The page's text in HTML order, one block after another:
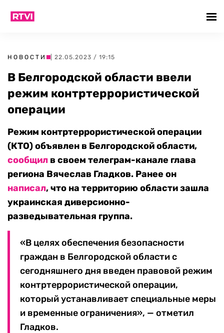
НОВОСТИ | 22.05.2023 / 19:15
В Белгородской области ввели
режим контртеррористической
операции
Режим контртеррористической операции
(КТО) объявлен в Белгородской области,
сообщил в своем телеграм-канале глава
региона Вячеслав Гладков. Ранее он
написал, что на территорию области зашла
украинская диверсионно-
разведывательная группа.
«В целях обеспечения безопасности
граждан в Белгородской области с
сегодняшнего дня введен правовой режим
контртеррористической операции,
который устанавливает специальные меры
и временные ограничения», — отметил
Гладков.